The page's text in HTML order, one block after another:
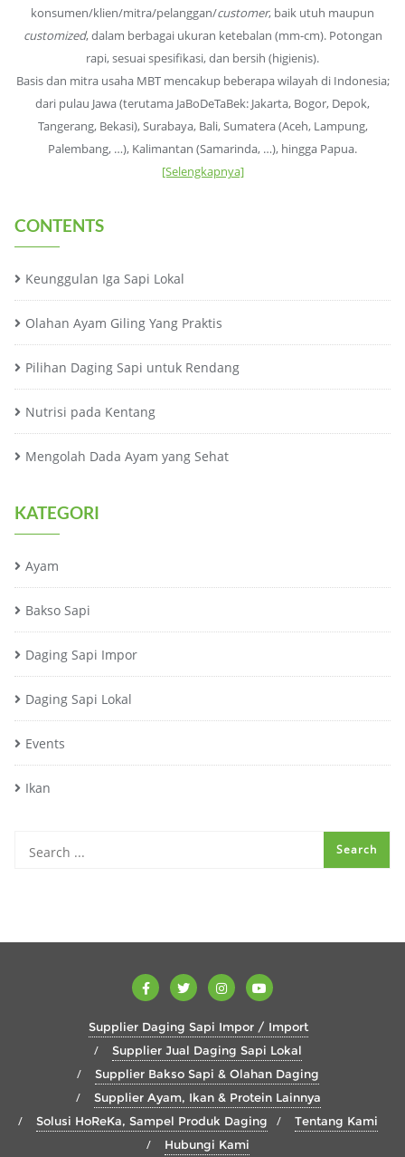
konsumen/klien/mitra/pelanggan/customer, baik utuh maupun
customized, dalam berbagai ukuran ketebalan (mm-cm). Potongan
rapi, sesuai spesifikasi, dan bersih (higienis).
Basis dan mitra usaha MBT mencakup beberapa wilayah di Indonesia;
dari pulau Jawa (terutama JaBoDeTaBek: Jakarta, Bogor, Depok,
Tangerang, Bekasi), Surabaya, Bali, Sumatera (Aceh, Lampung,
Palembang, …), Kalimantan (Samarinda, …), hingga Papua.
[Selengkapnya]
CONTENTS
Keunggulan Iga Sapi Lokal
Olahan Ayam Giling Yang Praktis
Pilihan Daging Sapi untuk Rendang
Nutrisi pada Kentang
Mengolah Dada Ayam yang Sehat
KATEGORI
Ayam
Bakso Sapi
Daging Sapi Impor
Daging Sapi Lokal
Events
Ikan
Supplier Daging Sapi Impor / Import
Supplier Jual Daging Sapi Lokal
Supplier Bakso Sapi & Olahan Daging
Supplier Ayam, Ikan & Protein Lainnya
Solusi HoReKa, Sampel Produk Daging
Tentang Kami
Hubungi Kami